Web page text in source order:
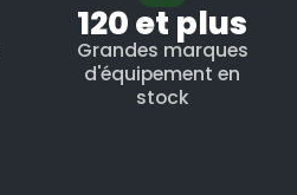
120 et plus
Grandes marques
d'équipement en
stock